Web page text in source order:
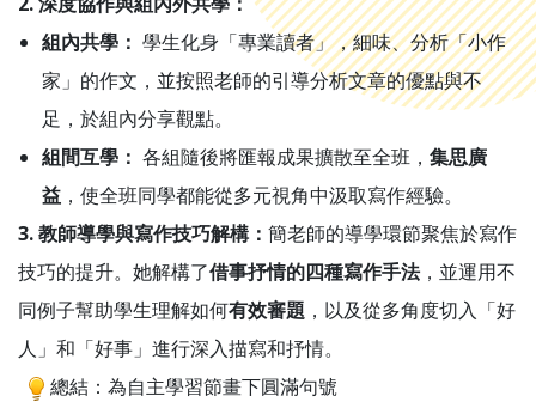
組內共學： 學生化身「專業讀者」，細味、分析「小作
家」的作文，並按照老師的引導分析文章的優點與不
足，於組內分享觀點。
組間互學： 各組隨後將匯報成果擴散至全班， 集思廣
益 ，使全班同學都能從多元視角中汲取寫作經驗。
3. 教師導學與寫作技巧解構： 簡老師的導學環節聚焦於寫作
技巧的提升。她解構了借事抒情的四種寫作手法，並運用不
同例子幫助學生理解如何有效審題 ，以及從多角度切入「好
人」和「好事」進行深入描寫和抒情。
總結：為自主學習節畫下圓滿句號